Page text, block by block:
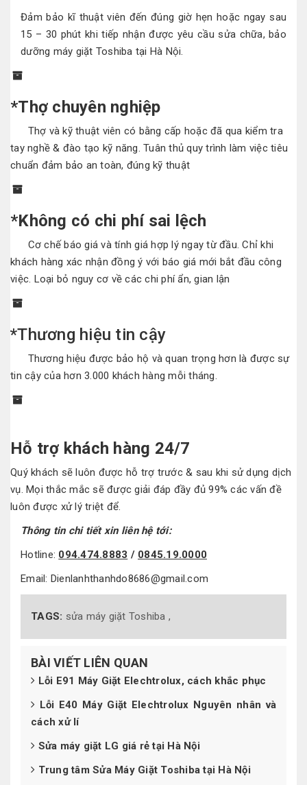
Đảm bảo kĩ thuật viên đến đúng giờ hẹn hoặc ngay sau
15 – 30 phút khi tiếp nhận được yêu cầu sửa chữa, bảo
dưỡng máy giặt Toshiba tại Hà Nội.
*Thợ chuyên nghiệp
Thợ và kỹ thuật viên có bằng cấp hoặc đã qua kiểm tra
tay nghề & đào tạo kỹ năng. Tuân thủ quy trình làm việc tiêu
chuẩn đảm bảo an toàn, đúng kỹ thuật
*Không có chi phí sai lệch
Cơ chế báo giá và tính giá hợp lý ngay từ đầu. Chỉ khi
khách hàng xác nhận đồng ý với báo giá mới bắt đầu công
việc. Loại bỏ nguy cơ về các chi phí ẩn, gian lận
*Thương hiệu tin cậy
Thương hiệu được bảo hộ và quan trọng hơn là được sự
tin cậy của hơn 3.000 khách hàng mỗi tháng.
Hỗ trợ khách hàng 24/7
Quý khách sẽ luôn được hỗ trợ trước & sau khi sử dụng dịch
vụ. Mọi thắc mắc sẽ được giải đáp đầy đủ 99% các vấn đề
luôn được xử lý triệt để.
Thông tin chi tiết xin liên hệ tới:
Hotline: 094.474.8883 / 0845.19.0000
Email: Dienlanhthanhdo8686@gmail.com
TAGS: sửa máy giặt Toshiba ,
BÀI VIẾT LIÊN QUAN
Lỗi E91 Máy Giặt Elechtrolux, cách khắc phục
Lỗi E40 Máy Giặt Elechtrolux Nguyên nhân và
cách xử lí
Sửa máy giặt LG giá rẻ tại Hà Nội
Trung tâm Sửa Máy Giặt Toshiba tại Hà Nội